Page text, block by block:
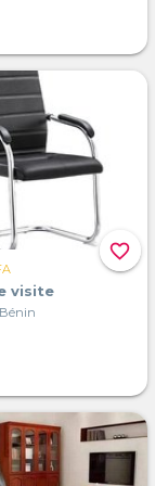
favorite_border
visite